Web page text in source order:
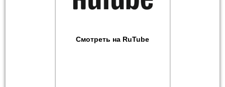
Смотреть на RuTube